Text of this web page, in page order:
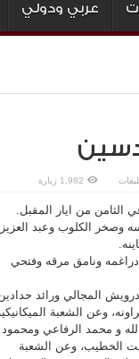
عربي ودولي
لمركز
نقيب
المهندسين
1,982 زيارة
الثامن من ايار المقبل.
وصخر الكلوب وعبد العزيز
ونامق مرقه وفتحي
المجالي ورائد
وعن الشعبة
و محمد الرفاعي ومحمود
الخطيب، وعن الشعبة